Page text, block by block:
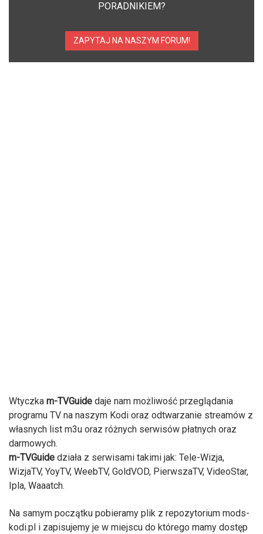
PORADNIKIEM?
ZAPYTAJ NA NASZYM FORUM!
Wtyczka m-TVGuide daje nam możliwość przeglądania
programu TV na naszym Kodi oraz odtwarzanie streamów z
własnych list m3u oraz różnych serwisów płatnych oraz
darmowych.
m-TVGuide działa z serwisami takimi jak: Tele-Wizja,
WizjaTV, YoyTV, WeebTV, GoldVOD, PierwszaTV, VideoStar,
Ipla, Waaatch.
Na samym początku pobieramy plik z repozytorium mods-
kodi.pl i zapisujemy je w miejscu do którego mamy dostęp